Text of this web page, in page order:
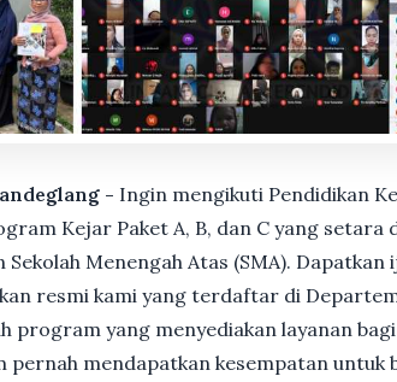
- Ingin mengikuti Pendidikan
Kejar Paket A, B, dan C yang setara
Sekolah Menengah Atas (SMA).
resmi kami yang terdaftar di
program yang menyediakan layanan
pernah mendapatkan kesempatan